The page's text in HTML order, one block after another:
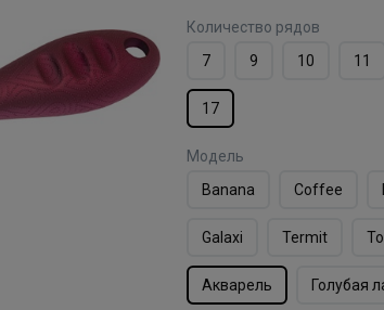
Количество рядов
7
9 10 11
17
Модель
Banana
Coffee
Galaxi Termit
Акварель Голубая